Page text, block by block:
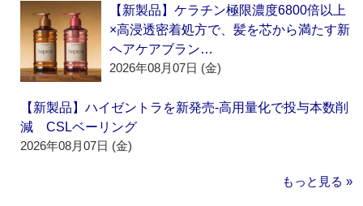
【新製品】ケラチン極限濃度6800倍以上
×高浸透密着処方で、髪を芯から満たす新
ヘアケアブラン…
2026年08月07日 (金)
【新製品】ハイゼントラを新発売‐高用量化で投与本数削
減 CSLベーリング
2026年08月07日 (金)
もっと見る »